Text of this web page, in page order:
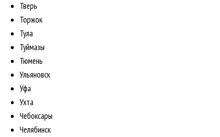
Тверь
Торжок
Тула
Туймазы
Тюмень
Ульяновск
Уфа
Ухта
Чебоксары
Челябинск